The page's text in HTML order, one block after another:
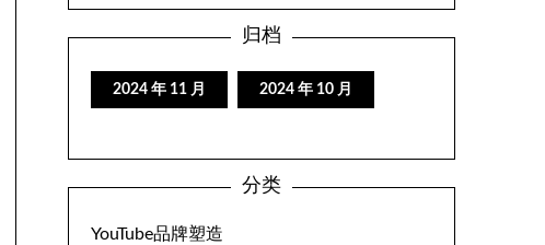
归档
2024 年 11 月 2024 年 10 月
分类
YouTube品牌塑造